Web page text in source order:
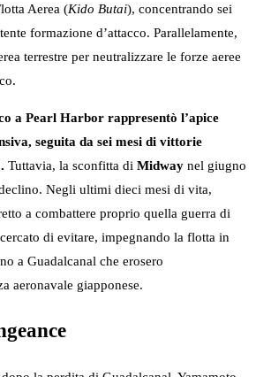
Aerea (Kido Butai), concentrando sei
formazione d’attacco. Parallelamente,
terrestre per neutralizzare le forze aeree
a Pearl Harbor rappresentò l’apice
seguita da sei mesi di vittorie
Tuttavia, la sconfitta di Midway nel giugno
Negli ultimi dieci mesi di vita,
a combattere proprio quella guerra di
di evitare, impegnando la flotta in
a Guadalcanal che erosero
aeronavale giapponese.